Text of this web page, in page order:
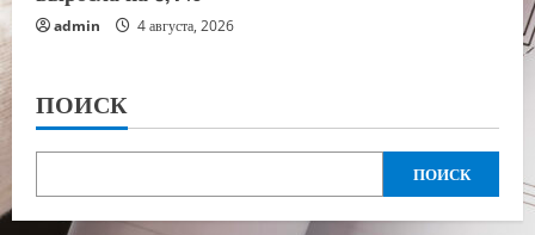
admin 4 августа, 2026
ПОИСК
ПОИСК